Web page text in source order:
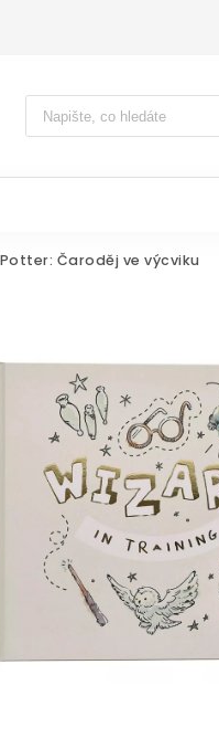
Vyhledávání
Čaroděj ve výcviku